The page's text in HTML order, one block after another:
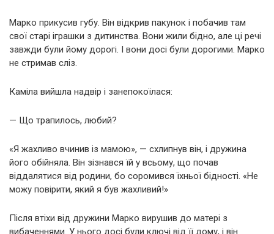
Марко прикусив губу. Він відкрив пакунок і побачив там
свої старі іграшки з дитинства. Вони жили бідно, але ці речі
завжди були йому дорогі. І вони досі були дорогими. Марко
не стримав сліз.
Каміла вийшла надвір і занепокоїлася:
— Що трапилось, любий?
«Я жахливо вчинив із мамою», — схлипнув він, і дружина
його обійняла. Він зізнався їй у всьому, що почав
віддалятися від родини, бо соромився їхньої бідності. «Не
можу повірити, який я був жахливий!»
Після втіхи від дружини Марко вирушив до матері з
вибаченнями. У нього досі були ключі від її дому, і він